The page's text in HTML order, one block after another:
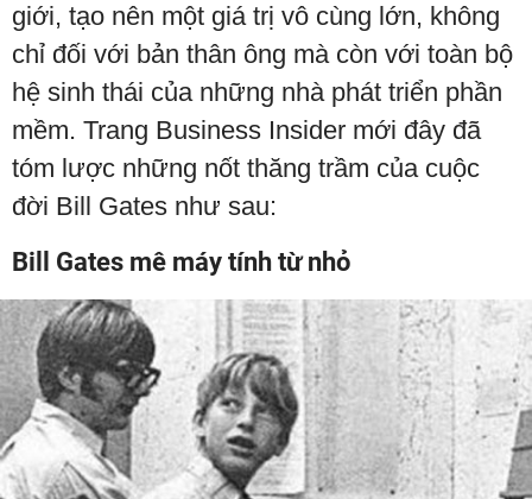
giới, tạo nên một giá trị vô cùng lớn, không
chỉ đối với bản thân ông mà còn với toàn bộ
hệ sinh thái của những nhà phát triển phần
mềm. Trang Business Insider mới đây đã
tóm lược những nốt thăng trầm của cuộc
đời Bill Gates như sau:
Bill Gates mê máy tính từ nhỏ